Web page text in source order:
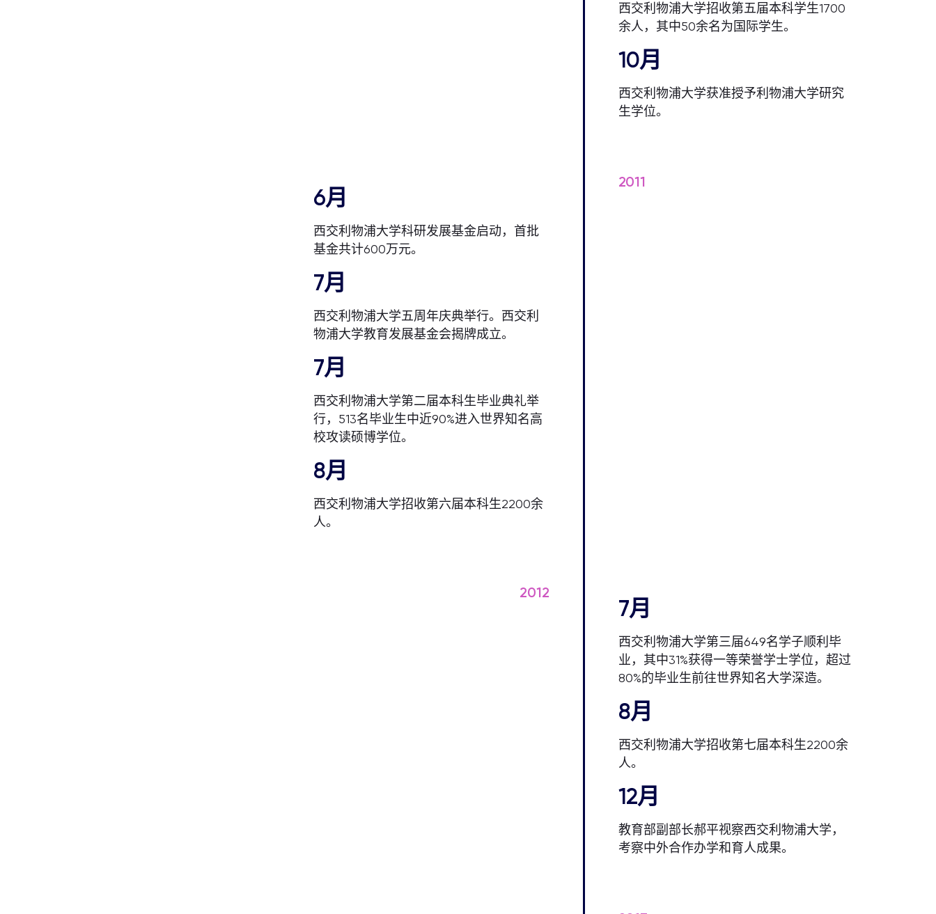
西交利物浦大学招收第五届本科学生1700
余人，其中50余名为国际学生。
10月
西交利物浦大学获准授予利物浦大学研究
生学位。
6月
西交利物浦大学科研发展基金启动，首批
基金共计600万元。
7月
西交利物浦大学五周年庆典举行。西交利
物浦大学教育发展基金会揭牌成立。
7月
西交利物浦大学第二届本科生毕业典礼举
行，513名毕业生中近90%进入世界知名高
校攻读硕博学位。
8月
西交利物浦大学招收第六届本科生2200余
人。
2011
2012
7月
西交利物浦大学第三届649名学子顺利毕
业，其中31%获得一等荣誉学士学位，超过
80%的毕业生前往世界知名大学深造。
8月
西交利物浦大学招收第七届本科生2200余
人。
12月
教育部副部长郝平视察西交利物浦大学，
考察中外合作办学和育人成果。